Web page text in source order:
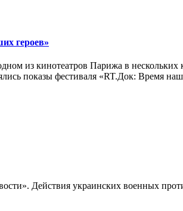
героев»
из кинотеатров Парижа в
показы фестиваля «RT.Док: Время
Действия украинских военных